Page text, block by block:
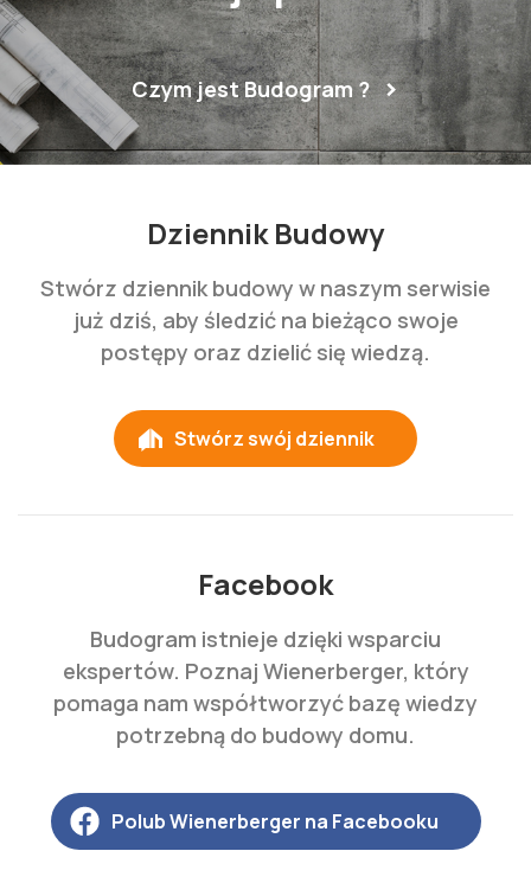
Czym jest Budogram ?
Dziennik Budowy
Stwórz dziennik budowy w naszym serwisie
już dziś, aby śledzić na bieżąco swoje
postępy oraz dzielić się wiedzą.
Stwórz swój dziennik
Facebook
Budogram istnieje dzięki wsparciu
ekspertów. Poznaj Wienerberger, który
pomaga nam współtworzyć bazę wiedzy
potrzebną do budowy domu.
Polub Wienerberger na Facebooku